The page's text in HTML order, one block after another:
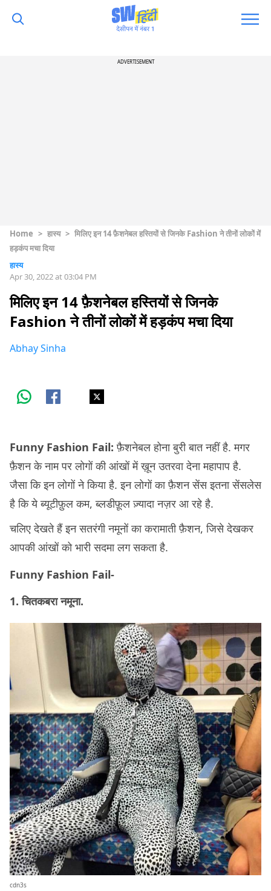
ADVERTISEMENT
Home > हास्य > मिलिए इन 14 फ़ैशनेबल हस्तियों से जिनके Fashion ने तीनों लोकों में
हड़कंप मचा दिया
हास्य
Apr 30, 2022 at 03:04 PM
मिलिए इन 14 फ़ैशनेबल हस्तियों से जिनके
Fashion ने तीनों लोकों में हड़कंप मचा दिया
Abhay Sinha
Funny Fashion Fail:फ़ैशनेबल होना बुरी बात नहीं है. मगर
फ़ैशन के नाम पर लोगों की आंखों में ख़ून उतरवा देना महापाप है.
जैसा कि इन लोगों ने किया है. इन लोगों का फ़ैशन सेंस इतना सेंसलेस
है कि ये ब्यूटीफ़ुल कम, ब्लडीफ़ूल ज़्यादा नज़र आ रहे है.
चलिए देखते हैं इन सतरंगी नमूनों का करामाती फ़ैशन, जिसे देखकर
आपकी आंखों को भारी सदमा लग सकता है.
Funny Fashion Fail-
1. चितकबरा नमूना.
cdn3s